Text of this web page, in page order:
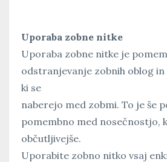
Uporaba zobne nitke
Uporaba zobne nitke je
odstranjevanje zobnih oblog
ki se
naberejo med zobmi. To je še
pomembno med nosečnostjo,
občutljivejše.
Uporabite zobno nitko vsaj